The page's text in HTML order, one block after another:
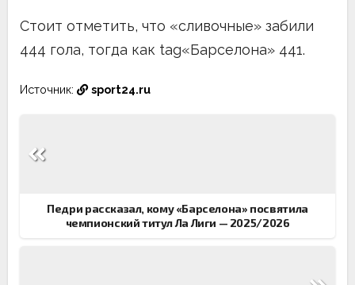
Стоит отметить, что «сливочные» забили
444 гола, тогда как tag«Барселона» 441.
Источник: sport24.ru
по
Педри рассказал, кому «Барселона» посвятила
чемпионский титул Ла Лиги — 2025/2026